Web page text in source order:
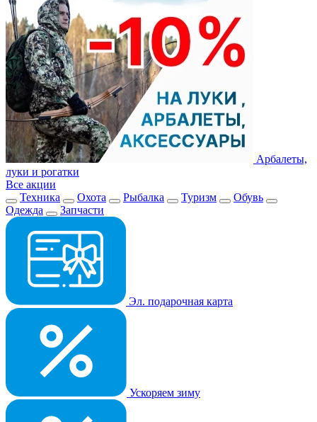
Арбалеты,
луки и рогатки
Все акции
Техника
Охота Рыбалка Туризм
Обувь
Одежда
Запчасти
Эл. подарочная карта
Ускоряем зиму